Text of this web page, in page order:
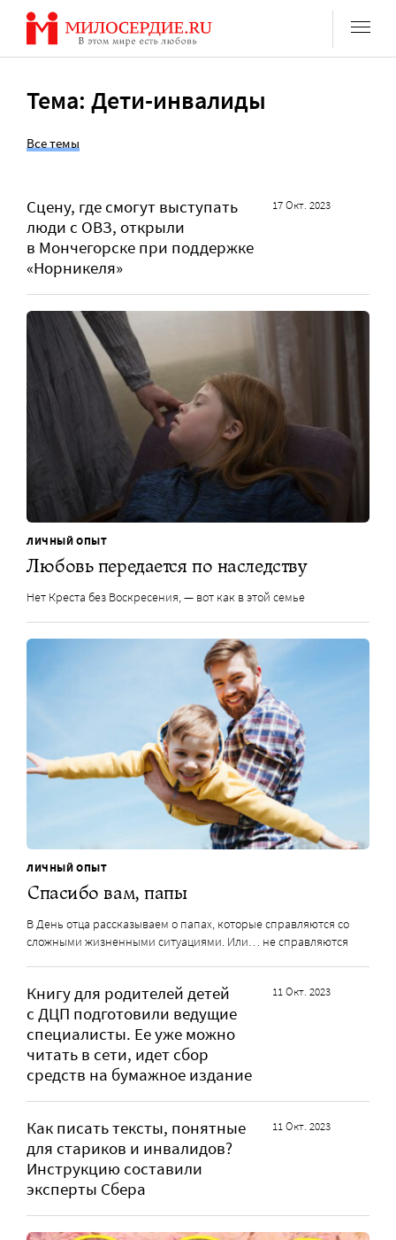
Перейти
содержанию
Тема: Дети-инвалиды
Все темы
Сцену, где смогут выступать
люди с ОВЗ, открыли
в Мончегорске при поддержке
«Норникеля»
17 Окт. 2023
ЛИЧНЫЙ ОПЫТ
Любовь передается по наследству
Нет Креста без Воскресения, — вот как в этой семье
ЛИЧНЫЙ ОПЫТ
Спасибо вам, папы
В День отца рассказываем о папах, которые справляются со
сложными жизненными ситуациями. Или… не справляются
Книгу для родителей детей
с ДЦП подготовили ведущие
специалисты. Ее уже можно
читать в сети, идет сбор
средств на бумажное издание
11 Окт. 2023
Как писать тексты, понятные
для стариков и инвалидов?
Инструкцию составили
эксперты Сбера
11 Окт. 2023